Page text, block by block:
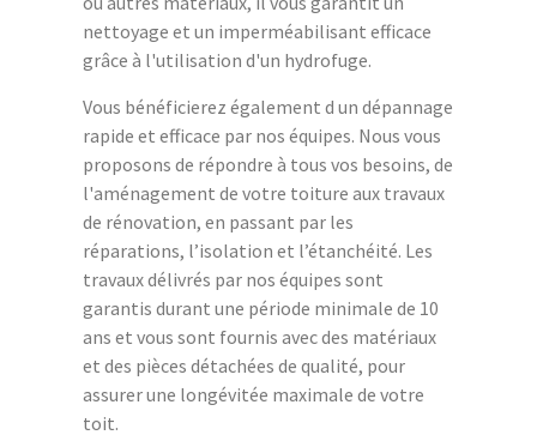
nettoyage et un imperméabilisant efficace
grâce à l'utilisation d'un hydrofuge.
Vous bénéficierez également d un dépannage
rapide et efficace par nos équipes. Nous vous
proposons de répondre à tous vos besoins, de
l'aménagement de votre toiture aux travaux
de rénovation, en passant par les
réparations, l’isolation et l’étanchéité. Les
travaux délivrés par nos équipes sont
garantis durant une période minimale de 10
ans et vous sont fournis avec des matériaux
et des pièces détachées de qualité, pour
assurer une longévitée maximale de votre
toit.